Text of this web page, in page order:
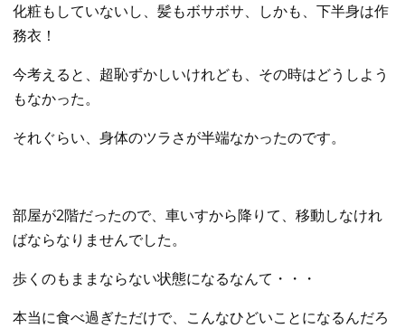
化粧もしていないし、髪もボサボサ、しかも、下半身は作
務衣！
今考えると、超恥ずかしいけれども、その時はどうしよう
もなかった。
それぐらい、身体のツラさが半端なかったのです。
部屋が2階だったので、車いすから降りて、移動しなけれ
ばならなりませんでした。
歩くのもままならない状態になるなんて・・・
本当に食べ過ぎただけで、こんなひどいことになるんだろ